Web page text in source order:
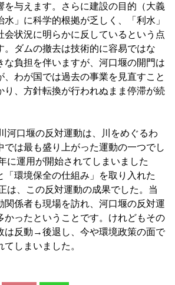
を与えます。さらに建設の目的（大義
」に科学的根拠が乏しく、「利水」
会状況に明らかに反しているという点
。ダムの撤去は技術的に容易ではな
な負担を伴いますが、河口堰の開門は
、わが国では過去の事業を見直すこと
り、方針転換が行われぬまま停滞が続
河口堰の反対運動は、川をめぐるわ
では最も盛り上がった運動の一つでし
に運用が開始されてしまいました
「環境保全の仕組み」を取り入れた
は、この反対運動の成果でした。当
関係者も現場を訪れ、河口堰の反対運
かったということです。けれどもその
は反動→後退し、今や環境政策の面で
しまいました。